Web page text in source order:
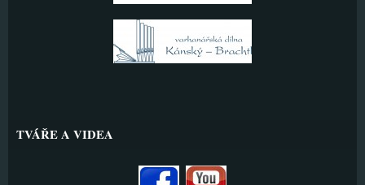
TVÁŘE A VIDEA